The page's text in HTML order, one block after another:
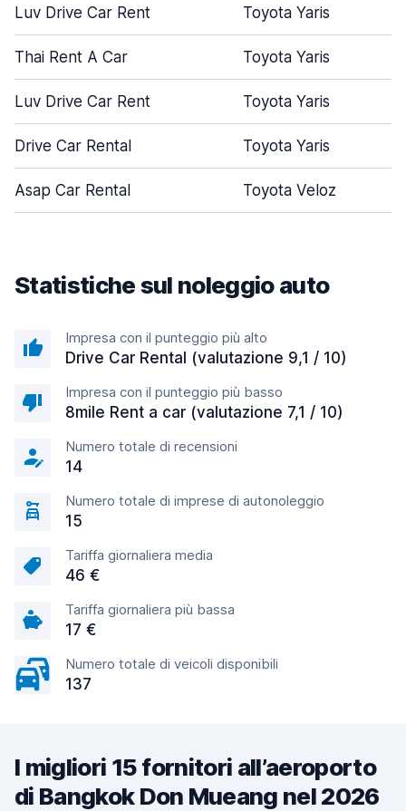
Luv Drive Car Rent Toyota Yaris
Thai Rent A Car Toyota Yaris
Luv Drive Car Rent Toyota Yaris
Drive Car Rental Toyota Yaris
Asap Car Rental Toyota Veloz
Statistiche sul noleggio auto
Impresa con il punteggio più alto
Drive Car Rental (valutazione 9,1 / 10)
Impresa con il punteggio più basso
8mile Rent a car (valutazione 7,1 / 10)
Numero totale di recensioni
14
Numero totale di imprese di autonoleggio
15
Tariffa giornaliera media
46 €
Tariffa giornaliera più bassa
17 €
Numero totale di veicoli disponibili
137
I migliori 15 fornitori all’aeroporto
di Bangkok Don Mueang nel 2026